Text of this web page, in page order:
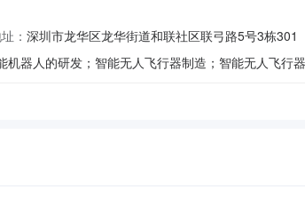
： 深圳市龙华区龙华街道和联社区联弓路5号3栋301